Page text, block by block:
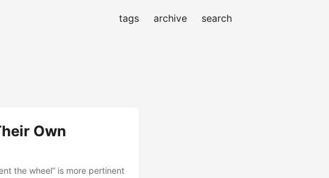
tags archive search
Own
the wheel” is more pertinent